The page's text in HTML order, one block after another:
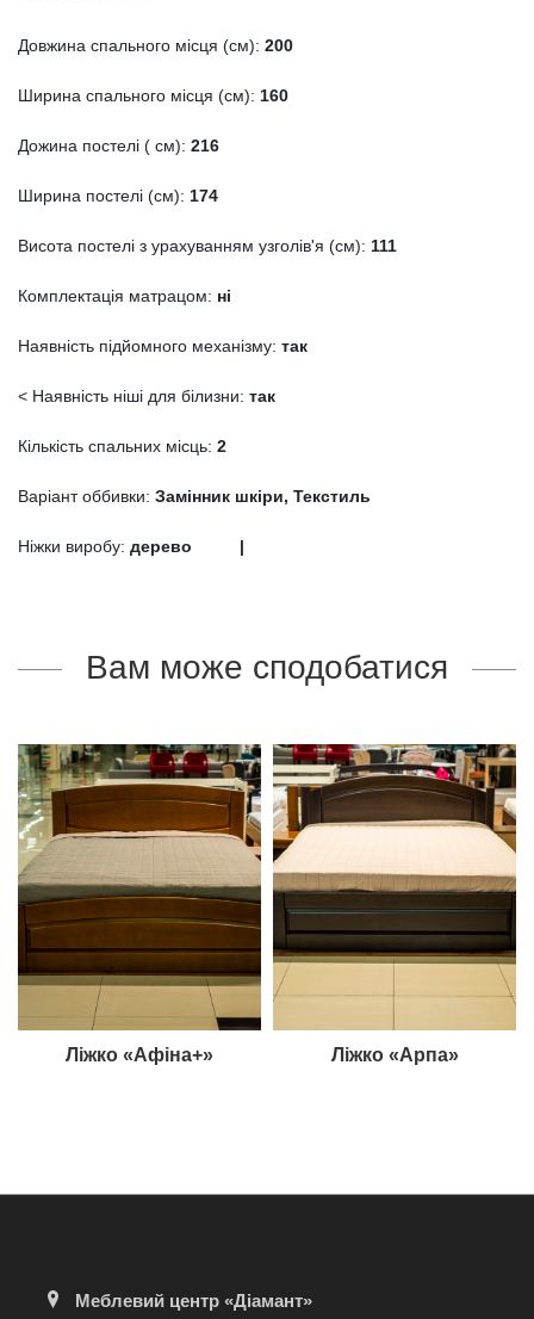
Довжина спального місця (см): 200
Ширина спального місця (см): 160
Дожина постелі ( см): 216
Ширина постелі (см): 174
Висота постелі з урахуванням узголів'я (см): 111
Комплектація матрацом: ні
Наявність підйомного механізму: так
< Наявність ніші для білизни: так
Кількість спальних місць: 2
Варіант оббивки: Замінник шкіри, Текстиль
Ніжки виробу: дерево |
Вам може сподобатися
Ліжко «Афіна+» Ліжко «Арпа»
Меблевий центр «Діамант»